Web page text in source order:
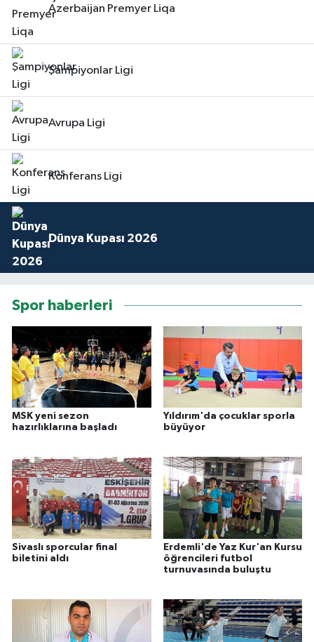
Azerbaijan Premyer Liqa
Şampiyonlar Ligi
Avrupa Ligi
Konferans Ligi
Dünya Kupası 2026
Spor haberleri
MSK yeni sezon
hazırlıklarına başladı
Yıldırım'da çocuklar sporla
büyüyor
Sivaslı sporcular final
biletini aldı
Erdemli'de Yaz Kur'an Kursu
öğrencileri futbol
turnuvasında buluştu